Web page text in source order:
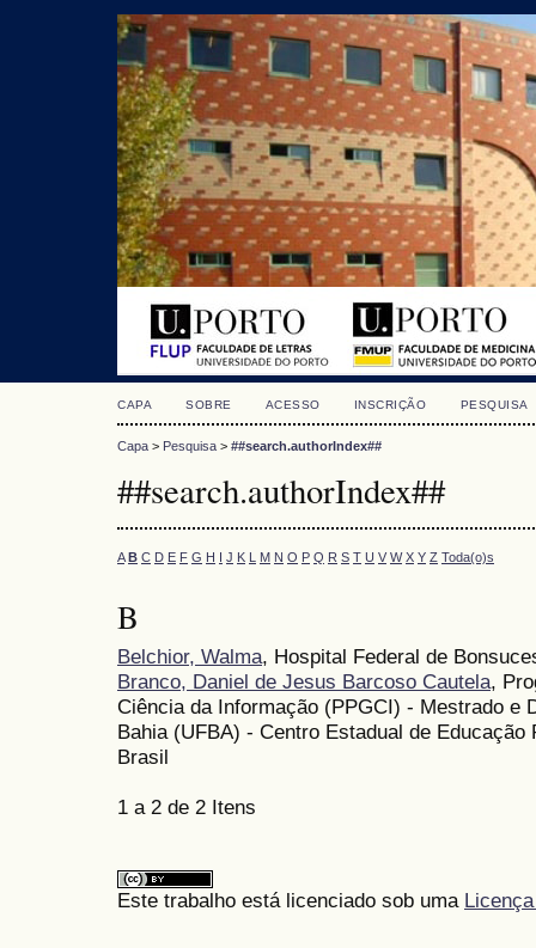
CAPA SOBRE ACESSO INSCRIÇÃO PESQUISA
Capa > Pesquisa > ##search.authorIndex##
##search.authorIndex##
A B C D E F G H I J K L M N O P Q R S T U V W X Y Z Toda(o)s
B
Belchior, Walma, Hospital Federal de
Branco, Daniel de Jesus Barcoso Cautela,
Ciência da Informação (PPGCI) - Mestrado e
Bahia (UFBA) - Centro Estadual de
Brasil
1 a 2 de 2 Itens
Este trabalho está licenciado sob uma